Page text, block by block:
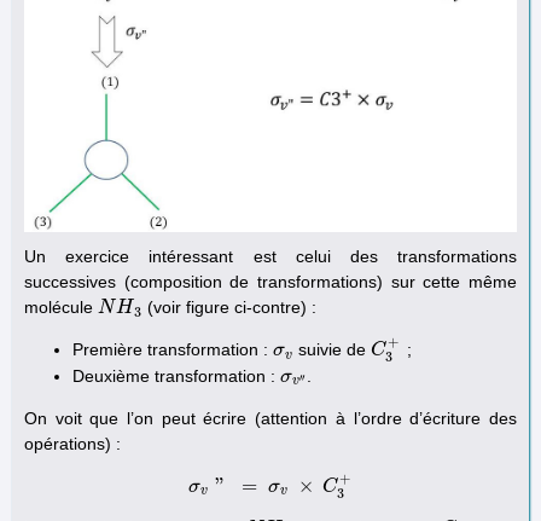
Un exercice intéressant est celui des transformations
successives (composition de transformations) sur cette même
molécule NH3
NH3 (voir figure ci-contre) :
Première transformation : σv
σv suivie deC+
3
C3+
;
Deuxième transformation : σv′′
σv″
On voit que l’on peut écrire (attention à l’ordre d’écriture des
opérations) :
σv " = σv × C+
3
σ = σv × C3 +